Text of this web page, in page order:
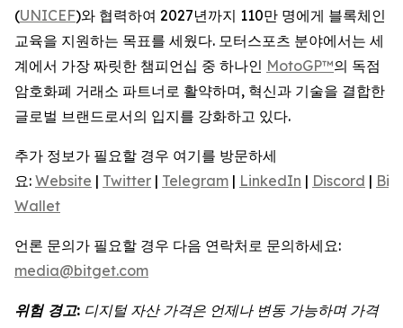
(UNICEF)와 협력하여 2027년까지 110만 명에게 블록체인
교육을 지원하는 목표를 세웠다. 모터스포츠 분야에서는 세
계에서 가장 짜릿한 챔피언십 중 하나인 MotoGP™의 독점
암호화폐 거래소 파트너로 활약하며, 혁신과 기술을 결합한
글로벌 브랜드로서의 입지를 강화하고 있다.
추가 정보가 필요할 경우 여기를 방문하세
요: Website | Twitter | Telegram | LinkedIn | Discord |
Wallet
언론 문의가 필요할 경우 다음 연락처로 문의하세요:
media@bitget.com
위험 경고: 디지털 자산 가격은 언제나 변동 가능하며 가격